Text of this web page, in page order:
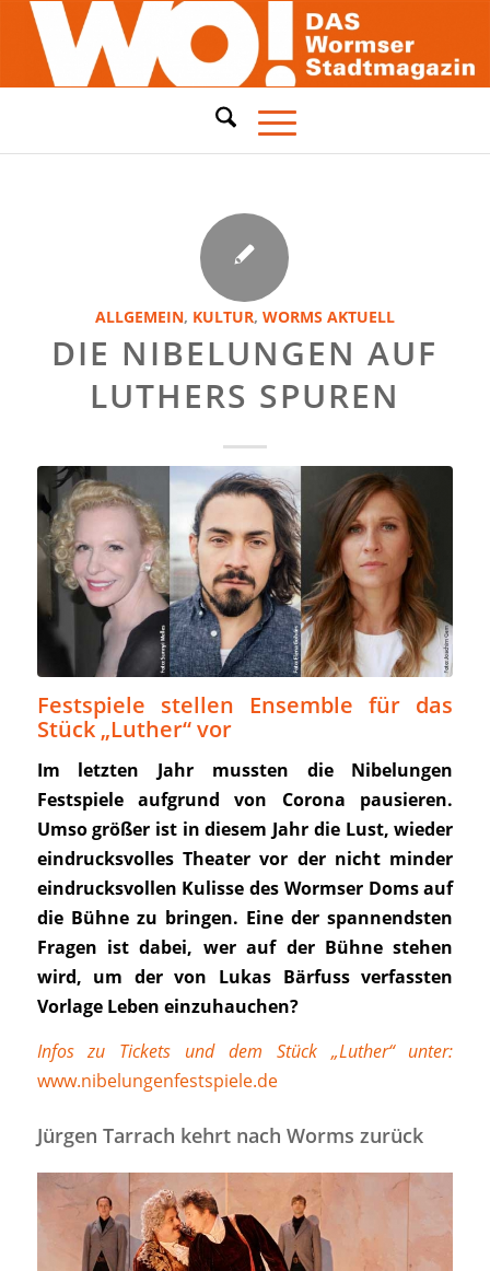
ALLGEMEIN, KULTUR, WORMS AKTUELL
DIE NIBELUNGEN AUF
LUTHERS SPUREN
Festspiele stellen Ensemble für das
Stück „Luther“ vor
Im letzten Jahr mussten die Nibelungen
Festspiele aufgrund von Corona pausieren.
Umso größer ist in diesem Jahr die Lust, wieder
eindrucksvolles Theater vor der nicht minder
eindrucksvollen Kulisse des Wormser Doms auf
die Bühne zu bringen. Eine der spannendsten
Fragen ist dabei, wer auf der Bühne stehen
wird, um der von Lukas Bärfuss verfassten
Vorlage Leben einzuhauchen?
Infos zu Tickets und dem Stück „Luther“ unter:
www.nibelungenfestspiele.de
Jürgen Tarrach kehrt nach Worms zurück